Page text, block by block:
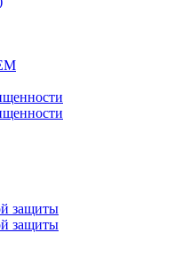
защиты
защиты